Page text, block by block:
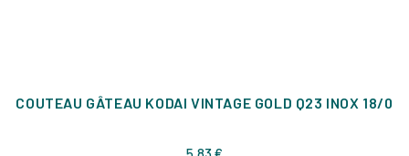
COUTEAU GÂTEAU KODAI VINTAGE GOLD Q23 INOX 18/0